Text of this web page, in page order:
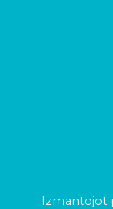
Izmantojot